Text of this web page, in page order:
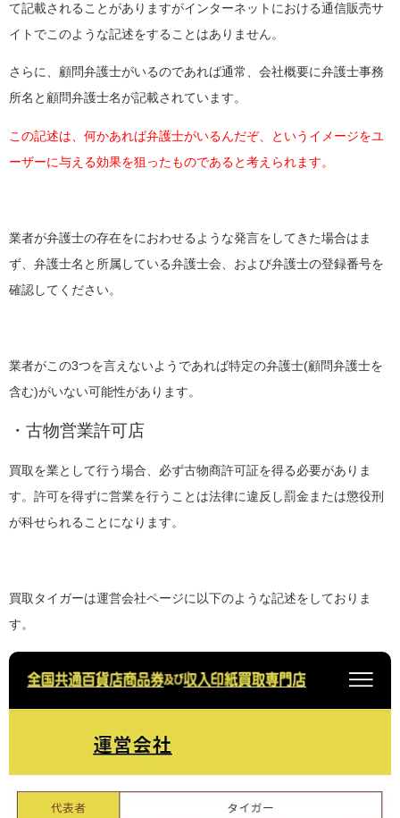
て記載されることがありますがインターネットにおける通信販売サ
イトでこのような記述をすることはありません。
さらに、顧問弁護士がいるのであれば通常、会社概要に弁護士事務
所名と顧問弁護士名が記載されています。
この記述は、何かあれば弁護士がいるんだぞ、というイメージをユ
ーザーに与える効果を狙ったものであると考えられます。
業者が弁護士の存在をにおわせるような発言をしてきた場合はま
ず、弁護士名と所属している弁護士会、および弁護士の登録番号を
確認してください。
業者がこの3つを言えないようであれば特定の弁護士(顧問弁護士を
含む)がいない可能性があります。
・古物営業許可店
買取を業として行う場合、必ず古物商許可証を得る必要がありま
す。許可を得ずに営業を行うことは法律に違反し罰金または懲役刑
が科せられることになります。
買取タイガーは運営会社ページに以下のような記述をしておりま
す。